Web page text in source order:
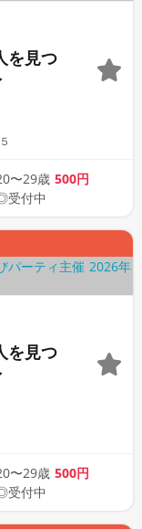
を見つ
〜29歳 500円
受付中
を見つ
〜29歳 500円
受付中